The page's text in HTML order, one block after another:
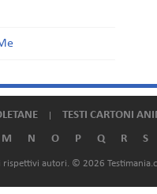
TESTI CARTONI
M N O P Q R S
autori. © 2026